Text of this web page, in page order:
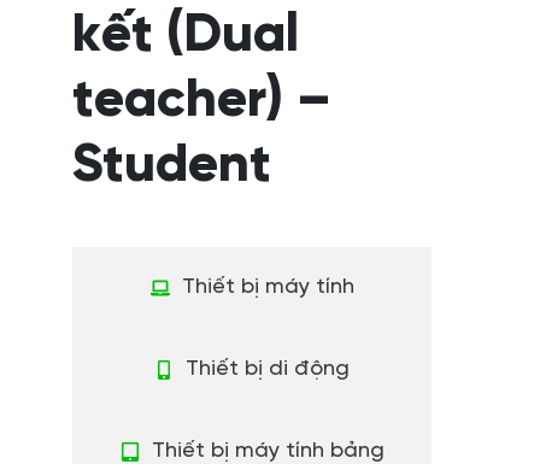
kết (Dual
teacher) –
Student
Thiết bị máy tính
Thiết bị di động
Thiết bị máy tính bảng